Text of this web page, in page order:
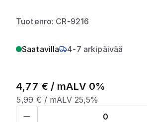
Tuotenro: CR-9216
Saatavilla 4-7 arkipäivää
4,77 € / mALV 0%
5,99 € / mALV 25,5%